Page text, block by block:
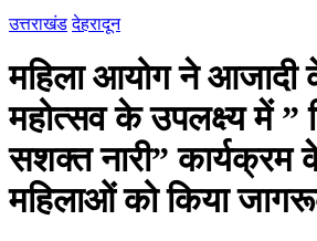
उत्तराखंड देहरादून
महिला आयोग ने
महोत्सव के उपलक्ष्य में ”
सशक्त नारी” कार्यक्रम
महिलाओं को किया